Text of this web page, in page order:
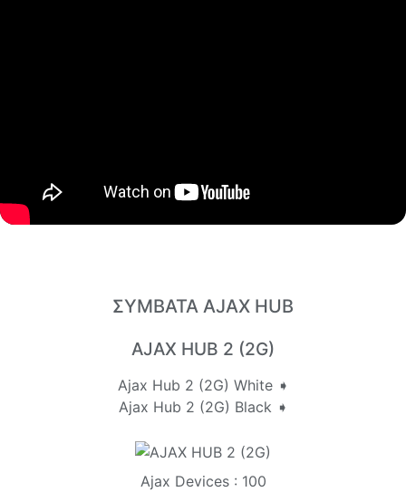
ΣΥΜΒΑΤΑ AJAX HUB
AJAX HUB 2 (2G)
Ajax Hub 2 (2G) White ➧
Ajax Hub 2 (2G) Black ➧
Ajax Devices : 100